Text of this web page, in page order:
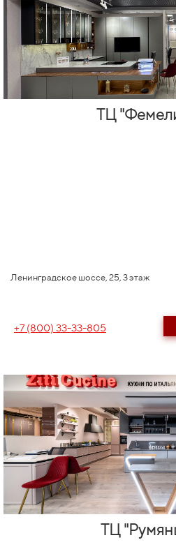
ТЦ
Ленинградское шоссе, 25, 3 этаж
+7 (800) 33-33-805
ТЦ